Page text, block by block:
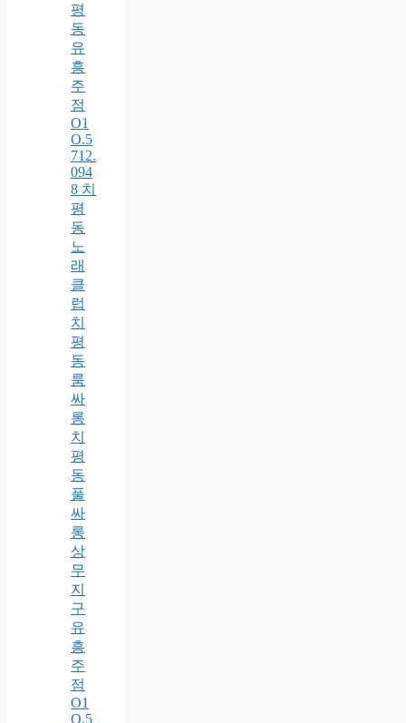
평
동
유
흥
주
점
O1
O.5
712.
094
8 치
평
동
노
래
클
럽
치
평
동
룸
싸
롱
치
평
동
풀
싸
롱
상
무
지
구
유
흥
주
점
O1
O.5